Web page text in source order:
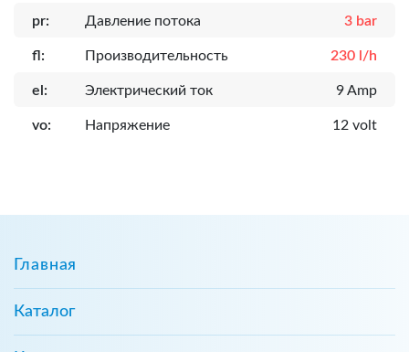
pr: Давление потока 3 bar
fl: Производительность 230 l/h
el: Электрический ток 9 Amp
vo: Напряжение 12 volt
Главная
Каталог